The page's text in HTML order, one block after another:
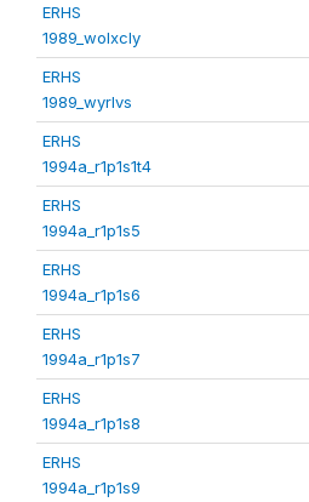
ERHS
1989_wolxcly
ERHS
1989_wyrlvs
ERHS
1994a_r1p1s1t4
ERHS
1994a_r1p1s5
ERHS
1994a_r1p1s6
ERHS
1994a_r1p1s7
ERHS
1994a_r1p1s8
ERHS
1994a_r1p1s9